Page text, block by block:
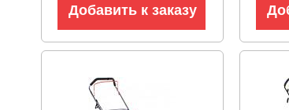
Добавить к заказу